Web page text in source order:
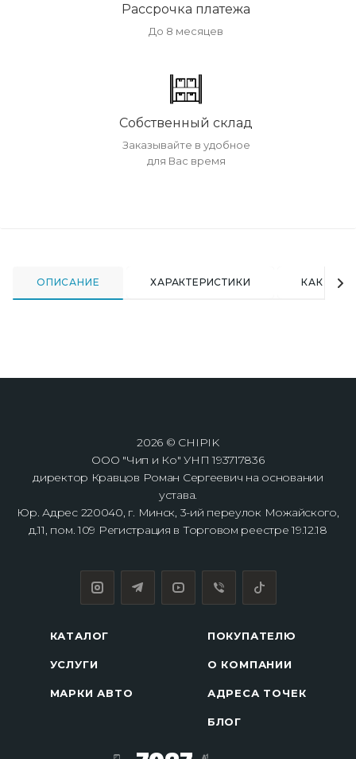
Рассрочка платежа
До 8 месяцев
Собственный склад
Заказывайте в удобное
для Вас время
ОПИСАНИЕ ХАРАКТЕРИСТИКИ КАК
2026 © CHIPIK
ООО "Чип и Ко" УНП 193717836
директор Кравцов Роман Сергеевич на основании
устава.
Юр. Адрес 220040, г. Минск, 3-ий переулок Можайского,
д.11, пом. 109 Регистрация в Торговом реестре 19.12.18
КАТАЛОГ
УСЛУГИ
МАРКИ АВТО
ПОКУПАТЕЛЮ
О КОМПАНИИ
АДРЕСА ТОЧЕК
БЛОГ